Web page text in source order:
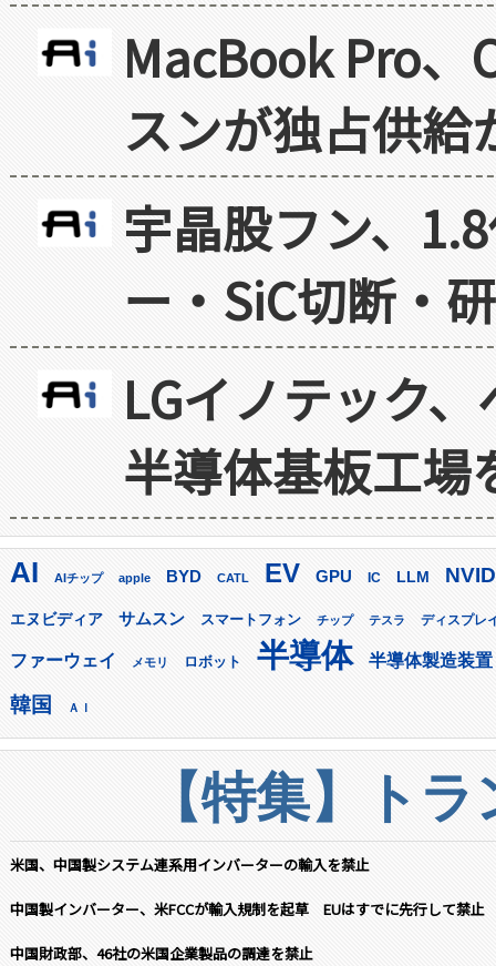
MacBook Pro
スンが独占供給
宇晶股フン、
ー・SiC切断・
LGイノテック
半導体基板工場
AI AIチップ apple BYD CATL EV GPU IC LLM
エヌビディア サムスン スマートフォン チップ テスラ ディスプレ
ファーウェイ メモリ ロボット 半導体 半導体製造装置
韓国 ＡＩ
【特集】ト
米国、中国製システム連系用インバーターの輸入を禁止
中国製インバーター、米FCCが輸入規制を起草 EUはすでに先行して禁止
中国財政部、46社の米国企業製品の調達を禁止